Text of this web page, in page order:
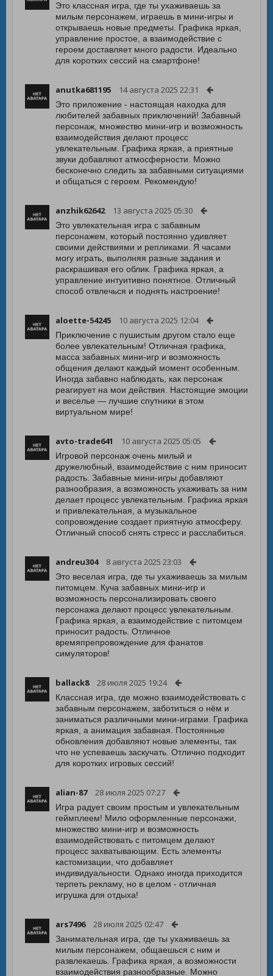
Это классная игра, где ты ухаживаешь за
милым персонажем, играешь в мини-игры и
открываешь новые предметы. Графика яркая,
управление простое, а взаимодействие с
героем доставляет много радости. Идеально
для коротких сессий на смартфоне!
anutka681195 14 августа 2025 22:31
Это приложение - настоящая находка для
любителей забавных приключений! Забавный
персонаж, множество мини-игр и возможность
взаимодействия делают процесс
увлекательным. Графика яркая, а приятные
звуки добавляют атмосферности. Можно
бесконечно следить за забавными ситуациями
и общаться с героем. Рекомендую!
anzhik62642 13 августа 2025 05:30
Это увлекательная игра с забавным
персонажем, который постоянно удивляет
своими действиями и репликами. Я часами
могу играть, выполняя разные задания и
раскрашивая его облик. Графика яркая, а
управление интуитивно понятное. Отличный
способ отвлечься и поднять настроение!
aloette-54245 10 августа 2025 12:04
Приключение с пушистым другом стало еще
более увлекательным! Отличная графика,
масса забавных мини-игр и возможность
общения делают каждый момент особенным.
Иногда забавно наблюдать, как персонаж
реагирует на мои действия. Настоящие эмоции
и веселье — лучшие спутники в этом
виртуальном мире!
avto-trade641 10 августа 2025 05:05
Игровой персонаж очень милый и
дружелюбный, взаимодействие с ним приносит
радость. Забавные мини-игры добавляют
разнообразия, а возможность ухаживать за ним
делает процесс увлекательным. Графика яркая
и привлекательная, а музыкальное
сопровождение создает приятную атмосферу.
Отличный способ снять стресс и расслабиться.
andreu304 8 августа 2025 23:03
Это веселая игра, где ты ухаживаешь за милым
питомцем. Куча забавных мини-игр и
возможность персонализировать своего
персонажа делают процесс увлекательным.
Графика яркая, а взаимодействие с питомцем
приносит радость. Отличное
времяпрепровождение для фанатов
симуляторов!
ballack8 28 июля 2025 19:24
Классная игра, где можно взаимодействовать с
забавным персонажем, заботиться о нём и
заниматься различными мини-играми. Графика
яркая, а анимация забавная. Постоянные
обновления добавляют новые элементы, так
что не успеваешь заскучать. Отлично подходит
для коротких игровых сессий!
alian-87 28 июля 2025 07:27
Игра радует своим простым и увлекательным
геймплеем! Мило оформленные персонажи,
множество мини-игр и возможность
взаимодействовать с питомцем делают
процесс захватывающим. Есть элементы
кастомизации, что добавляет
индивидуальности. Однако иногда приходится
терпеть рекламу, но в целом - отличная
игрушка для отдыха!
ars7496 28 июля 2025 02:47
Занимательная игра, где ты ухаживаешь за
милым персонажем, общаешься с ним и
развлекаешь. Графика яркая, а возможности
взаимодействия разнообразные. Можно